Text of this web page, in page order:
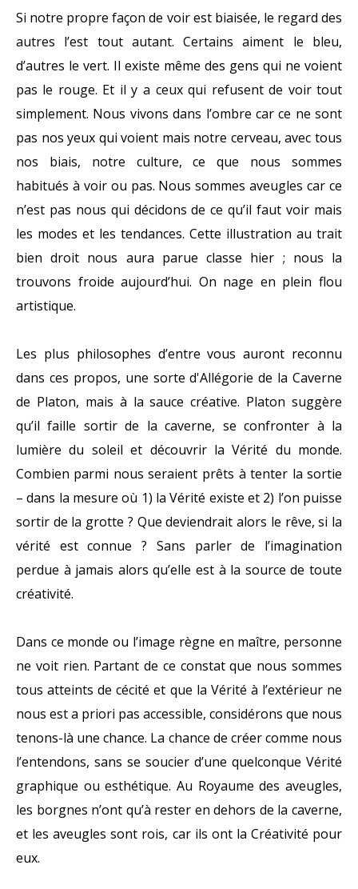
Si notre propre façon de voir est biaisée, le regard des
autres l’est tout autant. Certains aiment le bleu,
d’autres le vert. Il existe même des gens qui ne voient
pas le rouge. Et il y a ceux qui refusent de voir tout
simplement. Nous vivons dans l’ombre car ce ne sont
pas nos yeux qui voient mais notre cerveau, avec tous
nos biais, notre culture, ce que nous sommes
habitués à voir ou pas. Nous sommes aveugles car ce
n’est pas nous qui décidons de ce qu’il faut voir mais
les modes et les tendances. Cette illustration au trait
bien droit nous aura parue classe hier ; nous la
trouvons froide aujourd’hui. On nage en plein flou
artistique.
Les plus philosophes d’entre vous auront reconnu
dans ces propos, une sorte d'Allégorie de la Caverne
de Platon, mais à la sauce créative. Platon suggère
qu’il faille sortir de la caverne, se confronter à la
lumière du soleil et découvrir la Vérité du monde.
Combien parmi nous seraient prêts à tenter la sortie
– dans la mesure où 1) la Vérité existe et 2) l’on puisse
sortir de la grotte ? Que deviendrait alors le rêve, si la
vérité est connue ? Sans parler de l’imagination
perdue à jamais alors qu’elle est à la source de toute
créativité.
Dans ce monde ou l’image règne en maître, personne
ne voit rien. Partant de ce constat que nous sommes
tous atteints de cécité et que la Vérité à l’extérieur ne
nous est a priori pas accessible, considérons que nous
tenons-là une chance. La chance de créer comme nous
l’entendons, sans se soucier d’une quelconque Vérité
graphique ou esthétique. Au Royaume des aveugles,
les borgnes n’ont qu’à rester en dehors de la caverne,
et les aveugles sont rois, car ils ont la Créativité pour
eux.